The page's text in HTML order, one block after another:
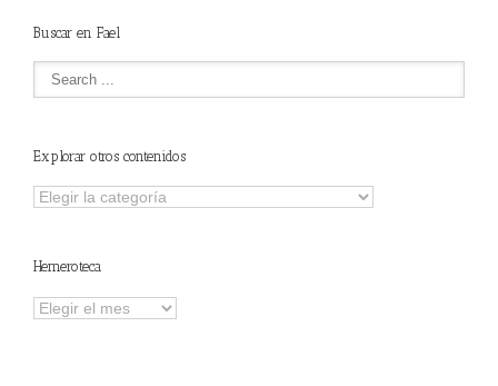
Buscar en Fael
Explorar otros contenidos
Explorar
Hemeroteca
Hemeroteca